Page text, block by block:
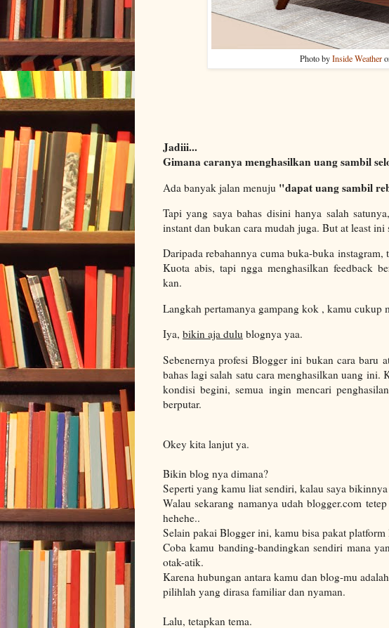
Photo byInside Weather
Jadiii...
Gimana caranya menghasilkan uang sambil
Ada banyak jalan menuju "dapat uang sambil
Tapi yang saya bahas disini hanya salah
instant dan bukan cara mudah juga. But at least ini
Daripada rebahannya cuma buka-buka
Kuota abis, tapi ngga menghasilkan feedback
kan.
Langkah pertamanya gampang kok , kamu cukup
Iya, bikin aja dulu blognya yaa.
Sebenernya profesi Blogger ini bukan cara baru
bahas lagi salah satu cara menghasilkan uang ini.
kondisi begini, semua ingin mencari
berputar.
Okey kita lanjut ya.
Bikin blog nya dimana?
Seperti yang kamu liat sendiri, kalau saya
Walau sekarang namanya udah blogger.com
hehehe..
Selain pakai Blogger ini, kamu bisa pakat
Coba kamu banding-bandingkan sendiri mana
otak-atik.
Karena hubungan antara kamu dan blog-mu
pilihlah yang dirasa familiar dan nyaman.
Lalu, tetapkan tema.